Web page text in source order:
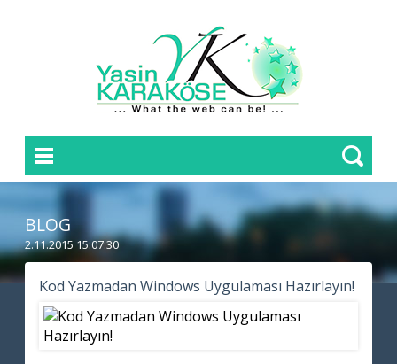
BLOG
2.11.2015 15:07:30
Kod Yazmadan Windows Uygulaması Hazırlayın!